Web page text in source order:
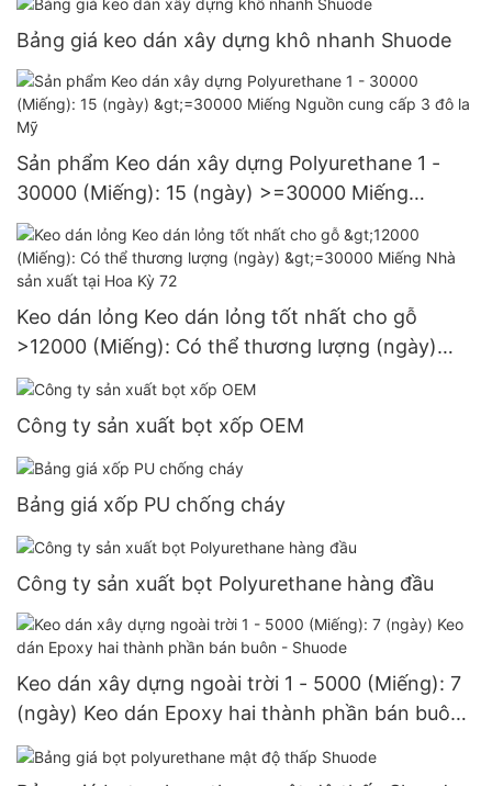
Bảng giá keo dán xây dựng khô nhanh Shuode
Sản phẩm Keo dán xây dựng Polyurethane 1 -
30000 (Miếng): 15 (ngày) >=30000 Miếng
Nguồn cung cấp 3 đô la Mỹ
Keo dán lỏng Keo dán lỏng tốt nhất cho gỗ
>12000 (Miếng): Có thể thương lượng (ngày)
>=30000 Miếng Nhà sản xuất tại Hoa Kỳ 72
Công ty sản xuất bọt xốp OEM
Bảng giá xốp PU chống cháy
Công ty sản xuất bọt Polyurethane hàng đầu
Keo dán xây dựng ngoài trời 1 - 5000 (Miếng): 7
(ngày) Keo dán Epoxy hai thành phần bán buôn
- Shuode